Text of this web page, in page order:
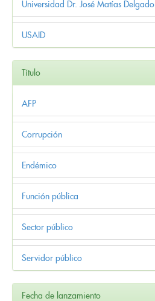
Universidad Dr. José Matías Delgado
USAID
Título
AFP
Corrupción
Endémico
Función pública
Sector público
Servidor público
Fecha de lanzamiento